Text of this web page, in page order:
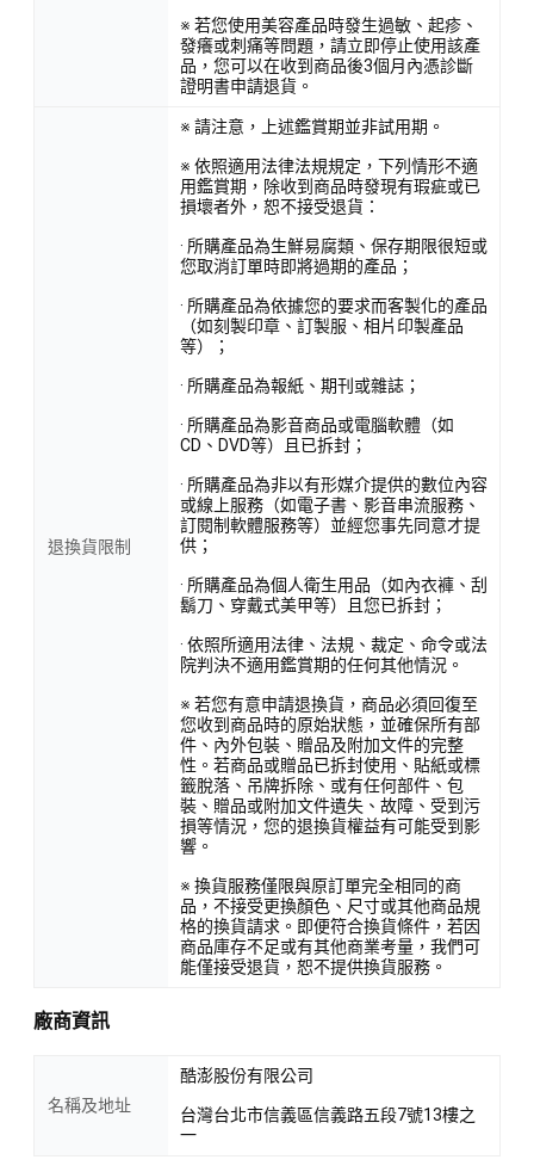
※ 若您使用美容產品時發生過敏、起疹、
發癢或刺痛等問題，請立即停止使用該產
品，您可以在收到商品後3個月內憑診斷
證明書申請退貨。
退換貨限制
※ 請注意，上述鑑賞期並非試用期。
※ 依照適用法律法規規定，下列情形不適
用鑑賞期，除收到商品時發現有瑕疵或已
損壞者外，恕不接受退貨：
· 所購產品為生鮮易腐類、保存期限很短或
您取消訂單時即將過期的產品；
· 所購產品為依據您的要求而客製化的產品
（如刻製印章、訂製服、相片印製產品
等）；
· 所購產品為報紙、期刊或雜誌；
· 所購產品為影音商品或電腦軟體（如
CD、DVD等）且已拆封；
· 所購產品為非以有形媒介提供的數位內容
或線上服務（如電子書、影音串流服務、
訂閱制軟體服務等）並經您事先同意才提
供；
· 所購產品為個人衛生用品（如內衣褲、刮
鬍刀、穿戴式美甲等）且您已拆封；
· 依照所適用法律、法規、裁定、命令或法
院判決不適用鑑賞期的任何其他情況。
※ 若您有意申請退換貨，商品必須回復至
您收到商品時的原始狀態，並確保所有部
件、內外包裝、贈品及附加文件的完整
性。若商品或贈品已拆封使用、貼紙或標
籤脫落、吊牌拆除、或有任何部件、包
裝、贈品或附加文件遺失、故障、受到污
損等情況，您的退換貨權益有可能受到影
響。
※ 換貨服務僅限與原訂單完全相同的商
品，不接受更換顏色、尺寸或其他商品規
格的換貨請求。即便符合換貨條件，若因
商品庫存不足或有其他商業考量，我們可
能僅接受退貨，恕不提供換貨服務。
廠商資訊
名稱及地址
酷澎股份有限公司
台灣台北市信義區信義路五段7號13樓之
一